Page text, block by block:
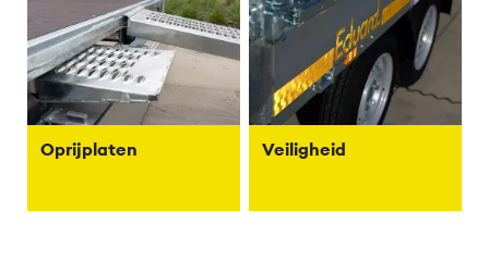
Oprijplaten Veiligheid